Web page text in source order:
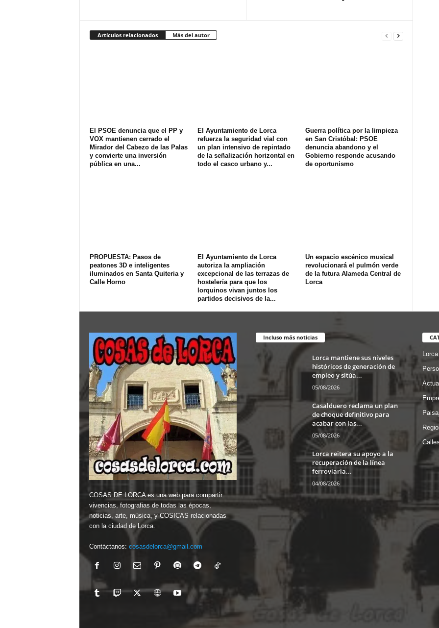
Artículos relacionados Más del autor
El PSOE denuncia que el PP y
VOX mantienen cerrado el
Mirador del Cabezo de las Palas
y convierte una inversión
pública en una...
El Ayuntamiento de Lorca
refuerza la seguridad vial con
un plan intensivo de repintado
de la señalización horizontal en
todo el casco urbano y...
Guerra política por la limpieza
en San Cristóbal: PSOE
denuncia abandono y el
Gobierno responde acusando
de oportunismo
PROPUESTA: Pasos de
peatones 3D e inteligentes
iluminados en Santa Quiteria y
Calle Horno
El Ayuntamiento de Lorca
autoriza la ampliación
excepcional de las terrazas de
hostelería para que los
lorquinos vivan juntos los
partidos decisivos de la...
Un espacio escénico musical
revolucionará el pulmón verde
de la futura Alameda Central de
Lorca
COSAS DE LORCA es una web para compartir
vivencias, fotografias de todas las épocas,
noticias, arte, música, y COSICAS relacionadas
con la ciudad de Lorca.
Contáctanos: cosasdelorca@gmail.com
Incluso más noticias
Lorca mantiene sus niveles
históricos de generación de
empleo y sitúa...
05/08/2026
Casalduero reclama un plan
de choque definitivo para
acabar con las...
05/08/2026
Lorca reitera su apoyo a la
recuperación de la línea
ferroviaria...
04/08/2026
Lorca